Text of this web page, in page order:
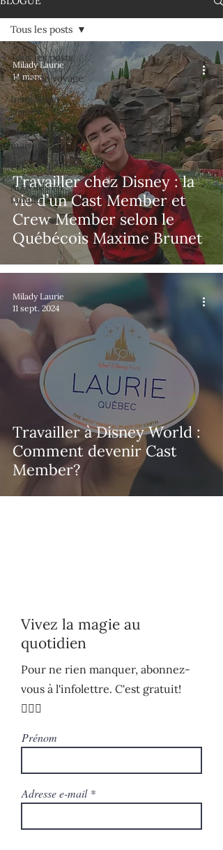
Tous les posts
Trucs de voyage
Inspiration
Disney
Magie à la
maison
Parcs à thèmes
Activités en
famille
Tous les posts
Travailler chez Disney : la
vie d’un Cast Member et
Crew Member selon le
Québécois Maxime Brunet
Milady Laurie
14 mars
Travailler à Disney World :
Comment devenir Cast
Member?
Milady Laurie
11 sept. 2024
Vivez la magie au
quotidien
Pour ne rien manquer, abonnez-
vous à l'infolettre. C'est gratuit!
🧚🏻‍♀️
Prénom
Adresse e-mail